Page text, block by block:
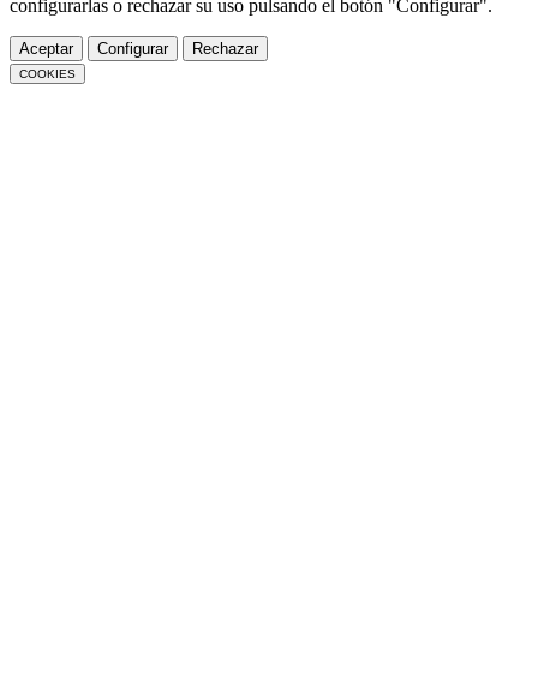
configurarlas o rechazar su uso pulsando el botón "Configurar".
Aceptar Configurar Rechazar
COOKIES